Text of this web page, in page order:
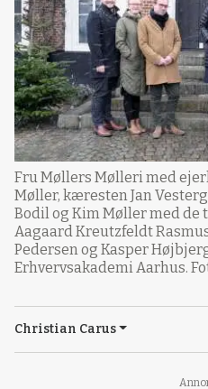
Fru Møllers Mølleri med
Møller, kæresten Jan
Bodil og Kim Møller med de
Aagaard Kreutzfeldt
Pedersen og Kasper
Erhvervsakademi Aarhus.
Christian Carus